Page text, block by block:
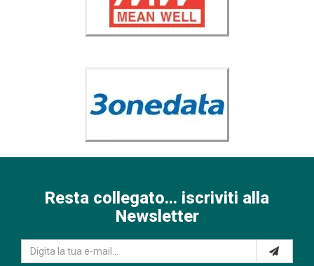
Resta collegato... iscriviti alla
Newsletter